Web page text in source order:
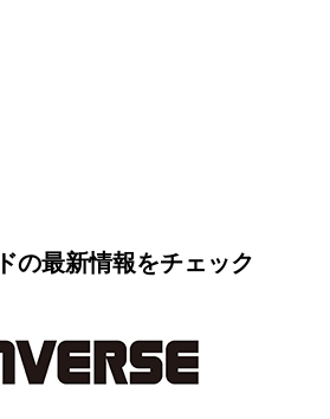
の最新情報をチェック